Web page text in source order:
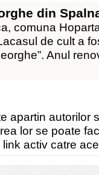
din
comuna
de cult a
Anul
apartin autorilor
lor se poate
activ catre